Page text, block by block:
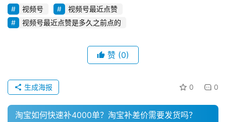
带
货
广
私
视频号
视频号最近点赞
视频号最近点赞是多久之前点的
赞 (0)
0 0
生成海报
淘宝如何快速补4000单？淘宝补差价需要发货吗？